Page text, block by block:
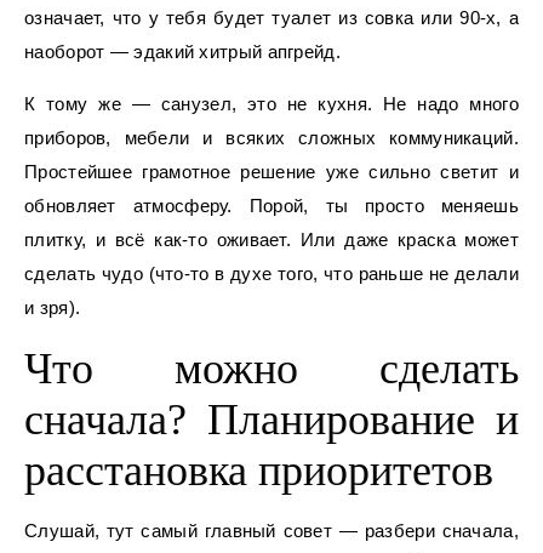
означает, что у тебя будет туалет из совка или 90-х, а
наоборот — эдакий хитрый апгрейд.
К тому же — санузел, это не кухня. Не надо много
приборов, мебели и всяких сложных коммуникаций.
Простейшее грамотное решение уже сильно светит и
обновляет атмосферу. Порой, ты просто меняешь
плитку, и всё как-то оживает. Или даже краска может
сделать чудо (что-то в духе того, что раньше не делали
и зря).
Что можно сделать
сначала? Планирование и
расстановка приоритетов
Слушай, тут самый главный совет — разбери сначала,